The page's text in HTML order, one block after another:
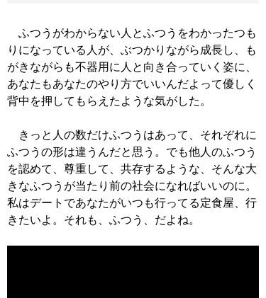
ふつうがわからない人とふつうをわかったつも
りになっている人が、ぶつかりながら成長し、も
がきながらも不器用に人と向き合っていく姿に、
あなたもあなたのやり方でいいんだよって優しく
背中を押してもらえたような気がした。
きっと人の数だけふつうはあって、それぞれに
ふつうの形は違うんだと思う。でも他人のふつう
を認めて、尊重して、共存するような、そんな大
きなふつうが当たり前の社会になればいいのに。
私はデートであなたがいつも行ってる定食屋、行
きたいよ。それも、ふつう、だよね。